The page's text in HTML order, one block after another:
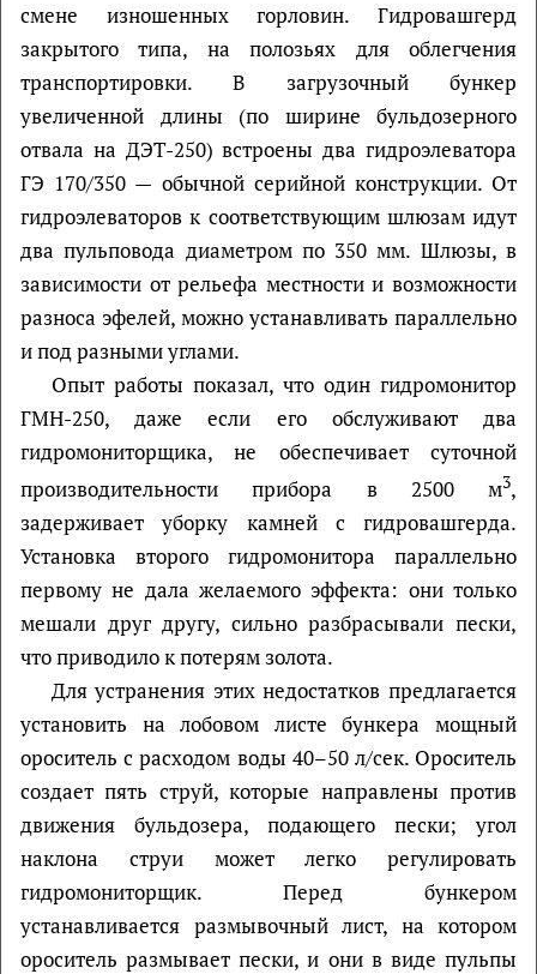
смене изношенных горловин. Гидровашгерд
закрытого типа, на полозьях для облегчения
транспортировки. В загрузочный бункер
увеличенной длины (по ширине бульдозерного
отвала на ДЭТ-250) встроены два гидроэлеватора
ГЭ 170/350 — обычной серийной конструкции. От
гидроэлеваторов к соответствующим шлюзам идут
два пульповода диаметром по 350 мм. Шлюзы, в
зависимости от рельефа местности и возможности
разноса эфелей, можно устанавливать параллельно
и под разными углами.
Опыт работы показал, что один гидромонитор
ГМН-250, даже если его обслуживают два
гидромониторщика, не обеспечивает суточной
производительности прибора в 2500 м3,
задерживает уборку камней с гидровашгерда.
Установка второго гидромонитора параллельно
первому не дала желаемого эффекта: они только
мешали друг другу, сильно разбрасывали пески,
что приводило к потерям золота.
Для устранения этих недостатков предлагается
установить на лобовом листе бункера мощный
ороситель с расходом воды 40–50 л/сек. Ороситель
создает пять струй, которые направлены против
движения бульдозера, подающего пески; угол
наклона струи может легко регулировать
гидромониторщик. Перед бункером
устанавливается размывочный лист, на котором
ороситель размывает пески, и они в виде пульпы